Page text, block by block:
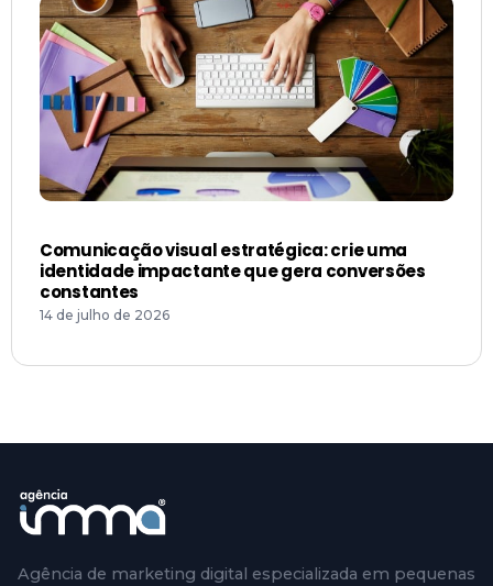
Comunicação visual estratégica: crie uma
identidade impactante que gera conversões
constantes
14 de julho de 2026
Agência de marketing digital especializada em pequenas